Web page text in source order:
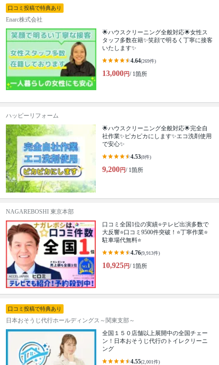
口コミ投稿で特典あり
Enarc株式会社
🌟ハウスクリーニング全般対応🌟女性ス
タッフ多数在籍✨笑顔で明るく丁寧に接客
いたします✨
4.64(269件)
13,000円/ 1箇所
ハッピーリフォーム
🌟ハウスクリーニング全般対応🌟完全自
社作業✨️ピカピカにします✨️エコ洗剤使用
で安心✨
4.53(8件)
9,200円/ 1箇所
NAGAREBOSHI 東京本部
口コミ全国1位の実績⭐テレビ出演多数で
大反響⭐口コミ9500件突破！⭐丁寧作業⭐
駐車場代無料⭐
4.76(9,913件)
10,925円/ 1箇所
口コミ投稿で特典あり
日本おそうじ代行ホールディングス～関東支部～
全国１５０店舗以上展開中の全国チェー
ン！日本おそうじ代行のトイレクリーニ
ング
4.55(2,001件)